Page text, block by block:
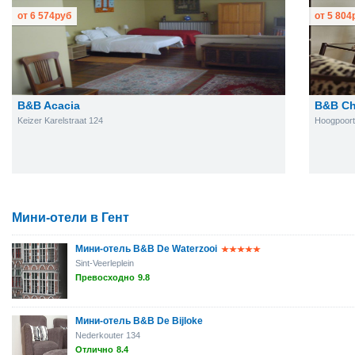
B&B Acacia
Keizer Karelstraat 124
от 6 574руб
B&B
от 5 804
Мини-отели в Гент
Мини-отель B&B De Waterzooi
Sint-Veerleplein
Превосходно 9.8
Мини-отель B&B De Bijloke
Nederkouter 134
Отлично 8.4